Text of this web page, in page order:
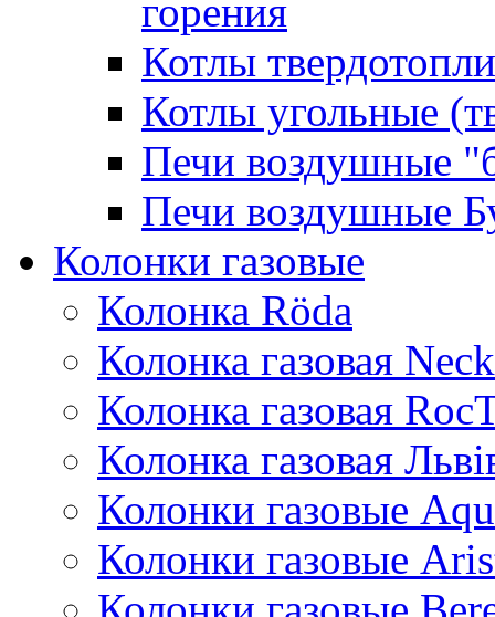
горения
Котлы
Котлы угольные
Печи воздушные
Печи воздушные
Колонки газовые
Колонка Rӧda
Колонка газовая
Колонка газовая
Колонка газовая
Колонки газовые
Колонки газовые